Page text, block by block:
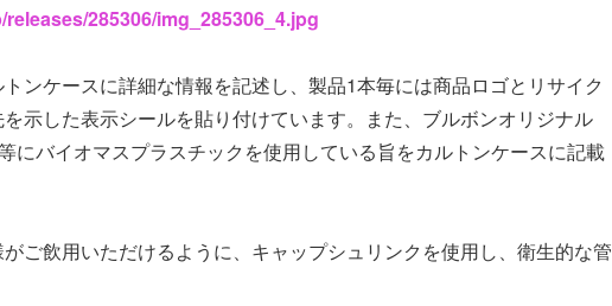
285306/img_285306_4.jpg
ンケースに詳細な情報を記述し、製品1本毎には商品ロゴとリサイク
示した表示シールを貼り付けています。また、ブルボンオリジナル
にバイオマスプラスチックを使用している旨をカルトンケースに記載
ご飲用いただけるように、キャップシュリンクを使用し、衛生的な管